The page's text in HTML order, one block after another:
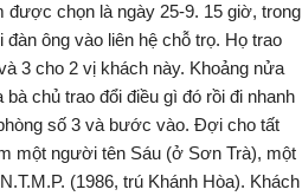
được chọn là ngày 25-9. 15 giờ, trong
ông vào liên hệ chỗ trọ. Họ trao
3 cho 2 vị khách này. Khoảng nửa
chủ trao đổi điều gì đó rồi đi nhanh
số 3 và bước vào. Đợi cho tất
một người tên Sáu (ở Sơn Trà), một
(1986, trú Khánh Hòa). Khách